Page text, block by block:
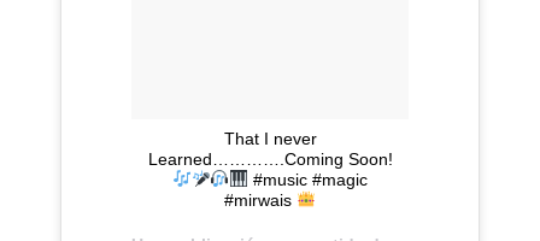
That I never
Learned………….Coming Soon!
#music #magic
#mirwais